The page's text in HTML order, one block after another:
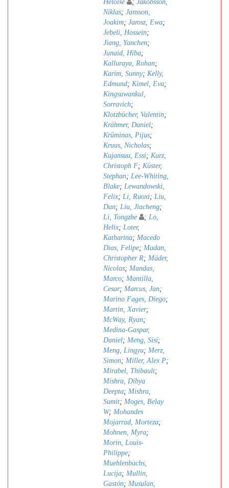
Héloïse ; Jakobsson,
Niklas; Jansson,
Joakim; Jarosz, Ewa;
Jebeli, Hossein;
Jiang, Yanchen;
Junaid, Hiba;
Kalluraya, Rohan;
Karim, Sunny; Kelly,
Edmund; Kimel, Eva;
Kingsuwankul,
Sorravich;
Klotzbücher, Valentin;
Krähmer, Daniel;
Krūminas, Pijus;
Kruus, Nicholas;
Kujansuu, Essi; Kurz,
Christoph F; Küster,
Stephan; Lee-Whiting,
Blake; Lewandowski,
Felix; Li, Ruoxi; Liu,
Dan; Liu, Jiacheng;
Li, Tongzhe
; Lo,
Helix; Loter,
Katharina; Macedo
Dias, Felipe; Madan,
Christopher R; Mäder,
Nicolas; Mandas,
Marco; Mantilla,
Cesar; Marcus, Jan;
Marino Fages, Diego;
Martin, Xavier;
McWay, Ryan;
Medina-Gaspar,
Daniel; Meng, Sisi;
Meng, Lingyu; Merz,
Simon; Miller, Alex P;
Mirabel, Thibault;
Mishra, Dibya
Deepta; Mishra,
Sumit; Moges, Belay
W; Mohandes
Mojarrad, Morteza;
Mohnen, Myra;
Morin, Louis-
Philippe;
Muehlenbachs,
Lucija; Mullin,
Gastón; Musulan,